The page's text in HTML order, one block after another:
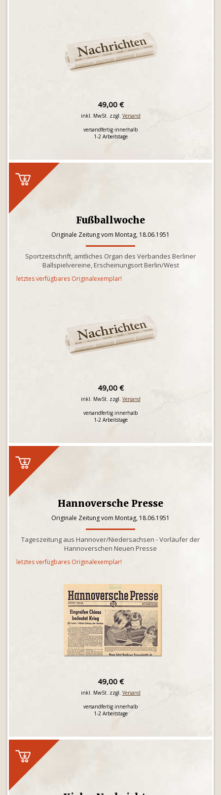
49,00 €
inkl. MwSt. zzgl. Versand
versandfertig innerhalb
1-2 Arbeitstage
Fußballwoche
Originale Zeitung vom Montag, 18.06.1951
Sportzeitschrift, amtliches Organ des Verbandes Berliner
Ballspielvereine, Erscheinungsort Berlin/West
letztes verfügbares Originalexemplar!
49,00 €
inkl. MwSt. zzgl. Versand
versandfertig innerhalb
1-2 Arbeitstage
Hannoversche Presse
Originale Zeitung vom Montag, 18.06.1951
Tageszeitung aus Hannover/Niedersachsen - Vorläufer der
Hannoverschen Neuen Presse
letztes verfügbares Originalexemplar!
49,00 €
inkl. MwSt. zzgl. Versand
versandfertig innerhalb
1-2 Arbeitstage